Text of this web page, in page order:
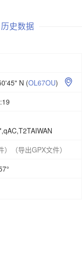
历史数据
N (OL67OU) 
（导出GPX文件）